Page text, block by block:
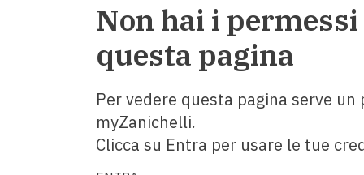
Non hai i
questa pagina
Per vedere questa pagina serve un
myZanichelli.
Clicca su Entra per usare le tue